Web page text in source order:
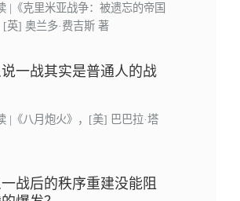
|《克里米亚战争：被遗忘的帝国
[英] 奥兰多·费吉斯 著
一战其实是普通人的战
|《八月炮火》，[美] 巴巴拉·塔
战后的秩序重建没能阻